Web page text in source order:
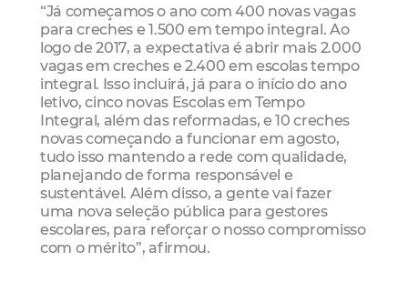
“Já começamos o ano com 400 novas vagas
para creches e 1.500 em tempo integral. Ao
logo de 2017, a expectativa é abrir mais 2.000
vagas em creches e 2.400 em escolas tempo
integral. Isso incluirá, já para o início do ano
letivo, cinco novas Escolas em Tempo
Integral, além das reformadas, e 10 creches
novas começando a funcionar em agosto,
tudo isso mantendo a rede com qualidade,
planejando de forma responsável e
sustentável. Além disso, a gente vai fazer
uma nova seleção pública para gestores
escolares, para reforçar o nosso compromisso
com o mérito”, afirmou.